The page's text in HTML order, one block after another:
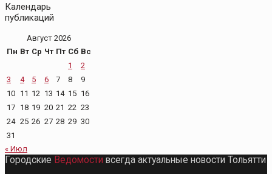
Календарь
публикаций
Август 2026
Пн Вт Ср Чт Пт Сб Вс
1
2
3
4 5 6 7 8
9
10 11 12 13 14 15 16
17 18 19 20 21 22 23
24 25 26 27 28 29 30
31
« Июл
Городские Ведомости всегда актуальные новости Тольятти